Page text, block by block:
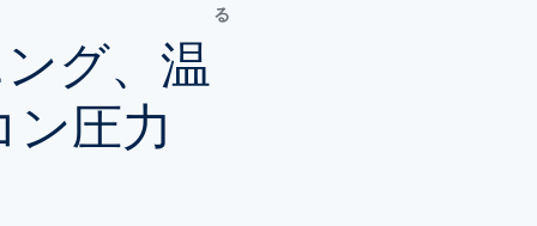
グ、温
ン圧力
る